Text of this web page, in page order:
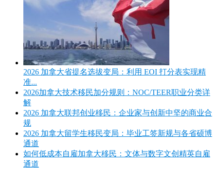
2026 加拿大省提名选拔变局：利用 EOI 打分表实现精
准...
2026加拿大技术移民加分规则：NOC/TEER职业分类详
解
2026 加拿大联邦创业移民：企业家与创新中坚的商业合
规
2026 加拿大留学生移民变局：毕业工签新规与各省硕博
通道
如何低成本自雇加拿大移民：文体与数字文创精英自雇
通道